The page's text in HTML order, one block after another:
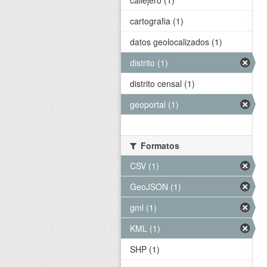
cartografia (1)
datos geolocalizados (1)
distrito (1)
distrito censal (1)
geoportal (1)
Formatos
CSV (1)
GeoJSON (1)
gml (1)
KML (1)
SHP (1)